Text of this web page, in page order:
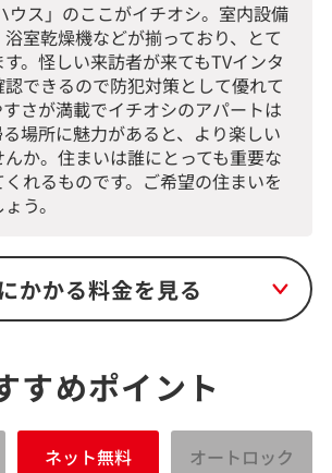
ウス」のここがイチオシ。室内設備
室乾燥機などが揃っており、とて
。怪しい来訪者が来てもTVインタ
できるので防犯対策として優れて
さが満載でイチオシのアパートは
場所に魅力があると、より楽しい
か。住まいは誰にとっても重要な
れるものです。ご希望の住まいを
う。
かかる料金を見る
すめポイント
ネット無料 オートロック